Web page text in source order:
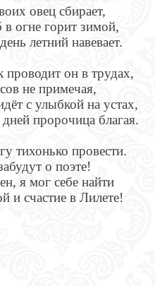
овец сбирает,
огне горит зимой,
летний навевает.
он в трудах,
не примечая,
с улыбкой на устах,
пророчица благая.
тихонько провести.
о поэте!
я мог себе найти
и счастие в Лилете!